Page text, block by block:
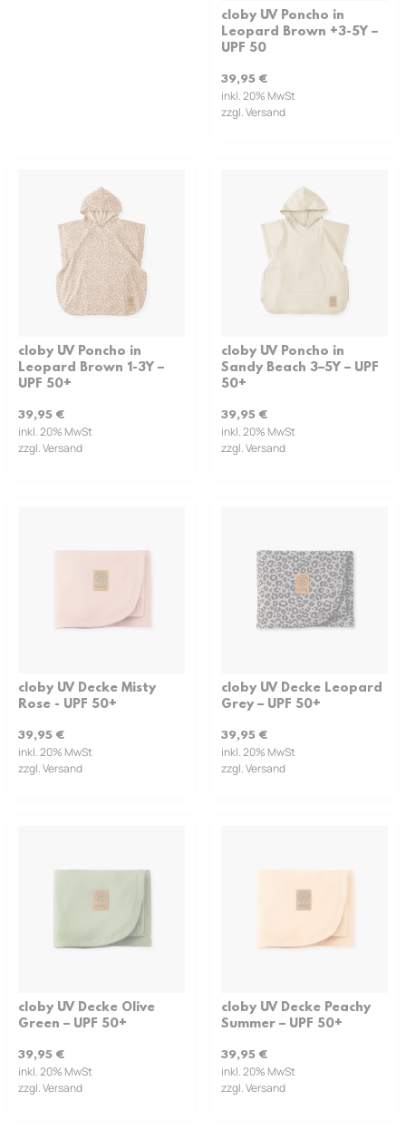
cloby UV Poncho in
Leopard Brown +3-5Y –
UPF 50
39,95 €
inkl. 20% MwSt
zzgl. Versand
cloby UV Poncho in
Leopard Brown 1-3Y –
UPF 50+
39,95 €
inkl. 20% MwSt
zzgl. Versand
cloby UV Poncho in
Sandy Beach 3–5Y – UPF
50+
39,95 €
inkl. 20% MwSt
zzgl. Versand
cloby UV Decke Misty
Rose - UPF 50+
39,95 €
inkl. 20% MwSt
zzgl. Versand
cloby UV Decke Leopard
Grey – UPF 50+
39,95 €
inkl. 20% MwSt
zzgl. Versand
cloby UV Decke Olive
Green – UPF 50+
39,95 €
inkl. 20% MwSt
zzgl. Versand
cloby UV Decke Peachy
Summer – UPF 50+
39,95 €
inkl. 20% MwSt
zzgl. Versand